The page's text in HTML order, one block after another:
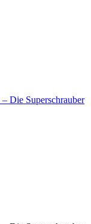
Die Superschrauber